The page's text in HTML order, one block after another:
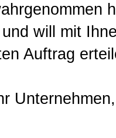
will mit
Auftrag